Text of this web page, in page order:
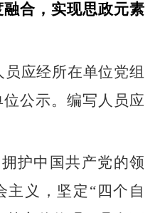
合，实现思政元素
员应经所在单位党组
公示。编写人员应
护中国共产党的领
主义，坚定“四个自